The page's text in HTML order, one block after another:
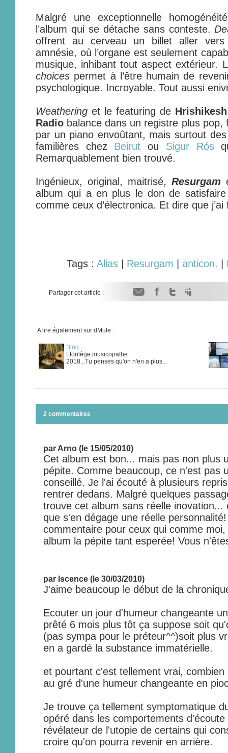
Malgré une exceptionnelle
l’album qui se détache sans conteste.
offrent au cerveau un billet aller
amnésie, où l’organe est seulement
musique, inhibant tout aspect extérieur.
choices permet à l’être humain de
psychologique. Incroyable. Tout aussi
Weathering et le featuring de
Radio balance dans un registre plus pop,
par un piano envoûtant, mais surtout
familières chez Beirutou Sigur Rós
Remarquablement bien trouvé.
Ingénieux, original, maitrisé, Resurgam
album qui a en plus le don de
comme ceux d’électronica. Et dire que
Tags : Alias| Resurgam anticon.
Partager cet article :
A lire également sur dMute :
Blog
Florilège musicopathe
2018...Tu penses qu'on n'en a plus...
2 commentaires
par Arno (le 15/05/2010)
Cet album est bon... mais pas non plus
pépite. Comme beaucoup, ce n'est pas
conseillé. Je l'ai écouté à plusieurs
rentrer dedans. Malgré quelques
trouve cet album sans réelle inovation...
que s'en dégage une réelle
commentaire pour ceux qui comme
album la pépite tant esperée! Vous
par Iscence (le 30/03/2010)
J'aime beaucoup le début de la
Ecouter un jour d'humeur changeante
prêté 6 mois plus tôt ça suppose soit
(pas sympa pour le préteur^^)soit plus
en a gardé la substance immatérielle.
et pourtant c'est tellement vrai,
au gré d'une humeur changeante en
Je trouve ça tellement symptomatique
opéré dans les comportements
révélateur de l'utopie de certains qui
croire qu'on pourra revenir en arrière.